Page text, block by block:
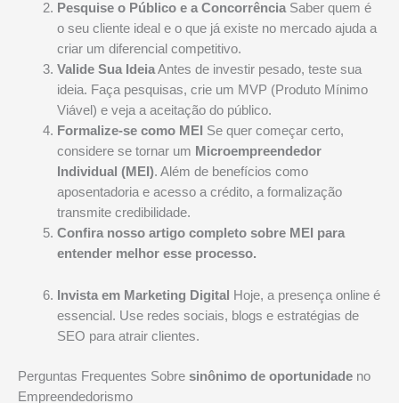
Pesquise o Público e a ConcorrênciaSaber quem é
o seu cliente ideal e o que já existe no mercado ajuda a
criar um diferencial competitivo.
Valide Sua IdeiaAntes de investir pesado, teste sua
ideia. Faça pesquisas, crie um MVP (Produto Mínimo
Viável) e veja a aceitação do público.
Formalize-se como MEI Se quer começar certo,
considere se tornar um Microempreendedor
Individual (MEI). Além de benefícios como
aposentadoria e acesso a crédito, a formalização
transmite credibilidade.
Confira nosso artigo completo sobre MEI para
entender melhor esse processo.
Invista em Marketing Digital
Hoje, a presença online é
essencial. Use redes sociais, blogs e estratégias de
SEO para atrair clientes.
Perguntas Frequentes Sobre sinônimo de oportunidade no
Empreendedorismo